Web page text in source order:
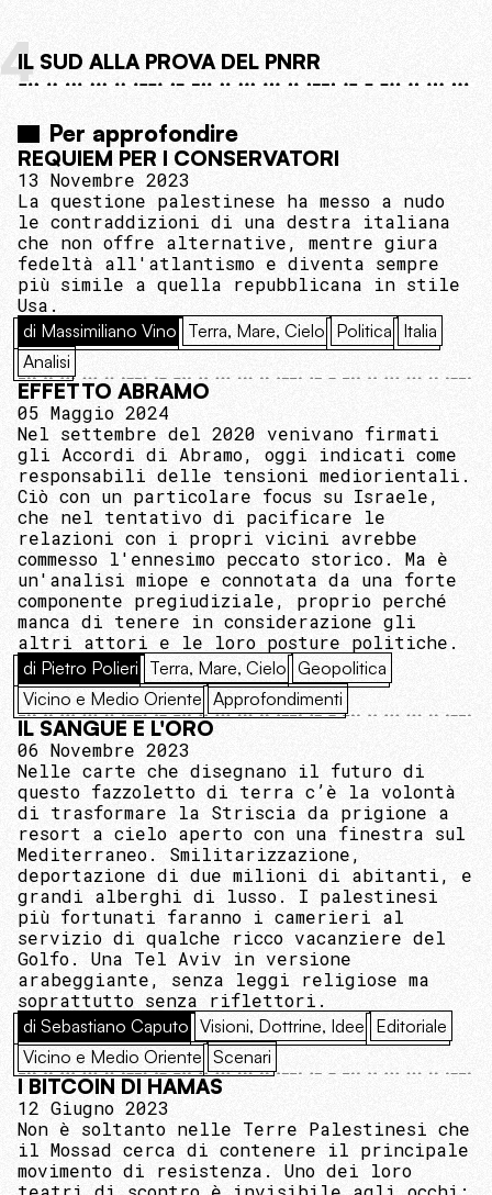
4IL SUD ALLA PROVA DEL PNRR
Per approfondire
REQUIEM PER I CONSERVATORI
13 Novembre 2023
La questione palestinese ha messo a nudo
le contraddizioni di una destra italiana
che non offre alternative, mentre giura
fedeltà all'atlantismo e diventa sempre
più simile a quella repubblicana in stile
Usa.
di Massimiliano Vino Terra, Mare, Cielo Politica Italia
Analisi
EFFETTO ABRAMO
05 Maggio 2024
Nel settembre del 2020 venivano firmati
gli Accordi di Abramo, oggi indicati come
responsabili delle tensioni mediorientali.
Ciò con un particolare focus su Israele,
che nel tentativo di pacificare le
relazioni con i propri vicini avrebbe
commesso l'ennesimo peccato storico. Ma è
un'analisi miope e connotata da una forte
componente pregiudiziale, proprio perché
manca di tenere in considerazione gli
altri attori e le loro posture politiche.
di Pietro Polieri Terra, Mare, Cielo Geopolitica
Vicino e Medio Oriente Approfondimenti
IL SANGUE E L'ORO
06 Novembre 2023
Nelle carte che disegnano il futuro di
questo fazzoletto di terra c’è la volontà
di trasformare la Striscia da prigione a
resort a cielo aperto con una finestra sul
Mediterraneo. Smilitarizzazione,
deportazione di due milioni di abitanti, e
grandi alberghi di lusso. I palestinesi
più fortunati faranno i camerieri al
servizio di qualche ricco vacanziere del
Golfo. Una Tel Aviv in versione
arabeggiante, senza leggi religiose ma
soprattutto senza riflettori.
di Sebastiano Caputo Visioni, Dottrine, Idee Editoriale
Vicino e Medio Oriente Scenari
I BITCOIN DI HAMAS
12 Giugno 2023
Non è soltanto nelle Terre Palestinesi che
il Mossad cerca di contenere il principale
movimento di resistenza. Uno dei loro